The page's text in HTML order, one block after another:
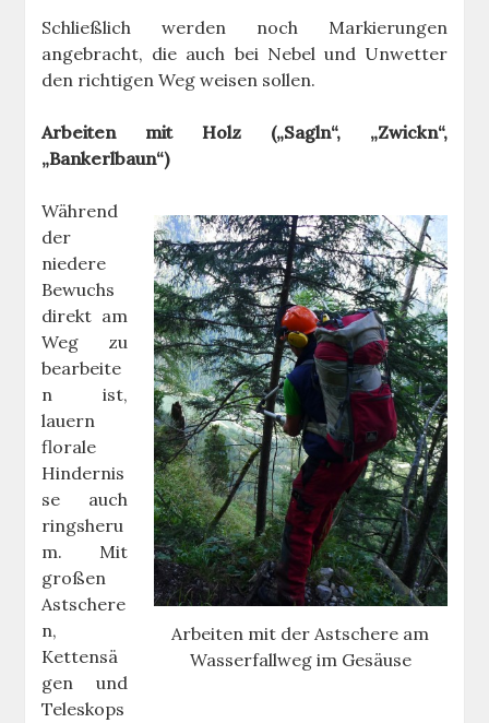
Schließlich werden noch Markierungen
angebracht, die auch bei Nebel und Unwetter
den richtigen Weg weisen sollen.
Arbeiten mit Holz („Sagln“, „Zwickn“,
„Bankerlbaun“)
Arbeiten mit der Astschere am
Wasserfallweg im Gesäuse
Während
der
niedere
Bewuchs
direkt am
Weg zu
bearbeite
n ist,
lauern
florale
Hindernis
se auch
ringsheru
m. Mit
großen
Astschere
n,
Kettensä
gen und
Teleskops